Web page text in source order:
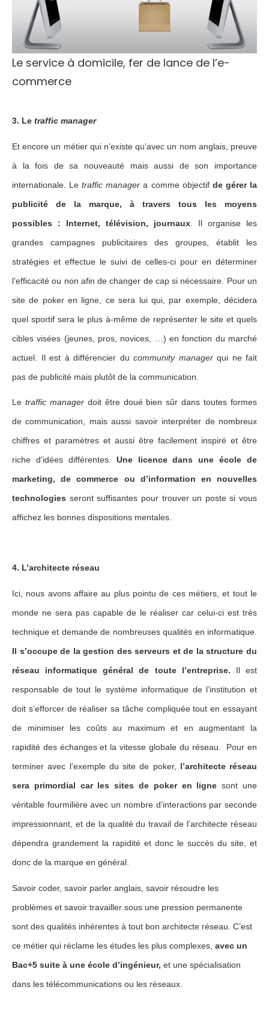
Le service à domicile, fer de lance de l’e-
commerce
3. Le traffic manager
Et encore un métier qui n’existe qu’avec un nom anglais, preuve
à la fois de sa nouveauté mais aussi de son importance
internationale. Letraffic manager a comme objectif de gérer la
publicité de la marque, à travers tous les moyens
possibles : Internet, télévision, journaux . Il organise les
grandes campagnes publicitaires des groupes, établit les
stratégies et effectue le suivi de celles-ci pour en déterminer
l’efficacité ou non afin de changer de cap si nécessaire. Pour un
site de poker en ligne, ce sera lui qui, par exemple, décidera
quel sportif sera le plus à-même de représenter le site et quels
cibles visées (jeunes, pros, novices, …) en fonction du marché
actuel. Il est à différencier du community managerqui ne fait
pas de publicité mais plutôt de la communication.
Le traffic managerdoit être doué bien sûr dans toutes formes
de communication, mais aussi savoir interpréter de nombreux
chiffres et paramètres et aussi être facilement inspiré et être
riche d’idées différentes. Une licence dans une école de
marketing, de commerce ou d’information en nouvelles
technologies seront suffisantes pour trouver un poste si vous
affichez les bonnes dispositions mentales.
4. L’architecte réseau
Ici, nous avons affaire au plus pointu de ces métiers, et tout le
monde ne sera pas capable de le réaliser car celui-ci est très
technique et demande de nombreuses qualités en informatique.
Il s’occupe de la gestion des serveurs et de la structure du
réseau informatique général de toute l’entreprise. Il est
responsable de tout le système informatique de l’institution et
doit s’efforcer de réaliser sa tâche compliquée tout en essayant
de minimiser les coûts au maximum et en augmentant la
rapidité des échanges et la vitesse globale du réseau. Pour en
terminer avec l’exemple du site de poker, l’architecte réseau
sera primordial car les sites de poker en ligne sont une
véritable fourmilière avec un nombre d’interactions par seconde
impressionnant, et de la qualité du travail de l’architecte réseau
dépendra grandement la rapidité et donc le succès du site, et
donc de la marque en général.
Savoir coder, savoir parler anglais, savoir résoudre les
problèmes et savoir travailler sous une pression permanente
sont des qualités inhérentes à tout bon architecte réseau. C’est
ce métier qui réclame les études les plus complexes, avec un
Bac+5 suite à une école d’ingénieur, et une spécialisation
dans les télécommunications ou les réseaux.